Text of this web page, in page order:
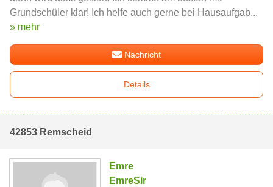
Grundschüler klar! Ich helfe auch gerne bei Hausaufgab...
» mehr
Nachricht
Details
42853 Remscheid
Emre
EmreSir